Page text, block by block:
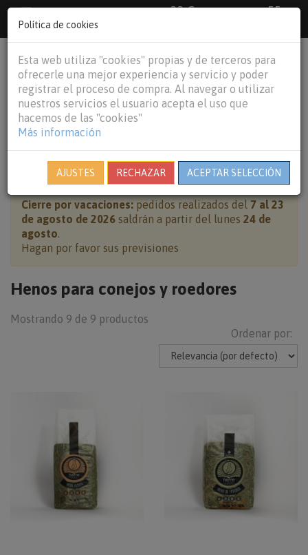
33 €
55
€Baleares y
person shopping_cart
HOME CONEJOS Y ROEDORES
Cierre por vacaciones: pedidos realizados del 7 al 23
de agosto de 2026 saldrán a partir del lunes 24 de
agosto.
Hagan por favor sus previsiones
Henos para conejos y roedores
Mostrando 9 de 9 productos
Ordenar por:
Política de cookies
Esta web utiliza "cookies" propias y de terceros para
ofrecerle una mejor experiencia y servicio y poder
registrar el proceso de compra. Al navegar o utilizar
nuestros servicios el usuario acepta el uso que
hacemos de las "cookies"
Más información
AJUSTES RECHAZAR ACEPTAR SELECCIÓN